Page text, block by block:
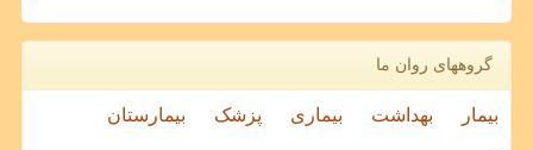
گروههای روان ما
بیمار بهداشت بیماری پزشک بیمارستان